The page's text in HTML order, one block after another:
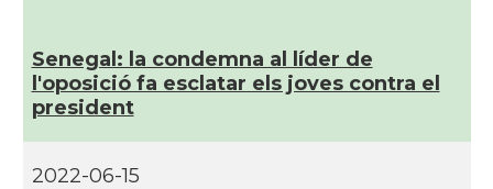
Senegal: la condemna al lí­der de
l'oposició fa esclatar els joves contra el
president
2022-06-15